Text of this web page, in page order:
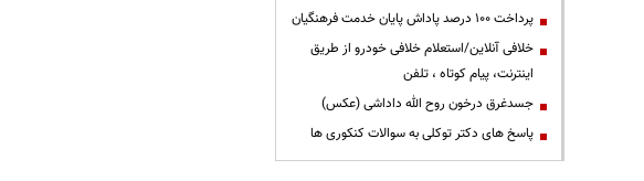
پرداخت ۱۰۰ درصد پاداش پایان خدمت فرهنگیان
خلافی آنلاین/استعلام خلافی خودرو از طریق
اینترنت، پیام کوتاه ، تلفن
جسدغرق درخون روح الله داداشی (عکس)
پاسخ های دکتر توکلی به سوالات کنکوری ها